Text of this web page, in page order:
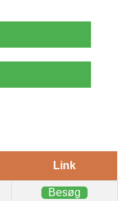
Link
Besøg